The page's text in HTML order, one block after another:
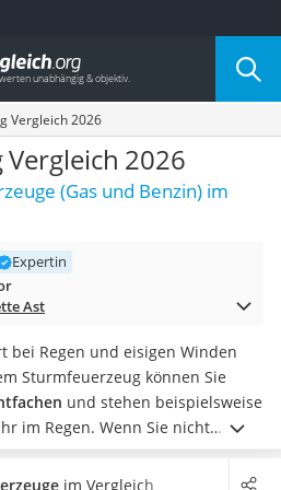
Kategorie
Vergleich 2026
2026
(Gas und Benzin) im
Expertin
Ast
bei Regen und eisigen Winden
Sturmfeuerzeug können Sie
und stehen beispielsweise
im Regen. Wenn Sie nicht
wie voll das Feuerzeug
Produkt mit Füllstandsanzeige.
im Vergleich